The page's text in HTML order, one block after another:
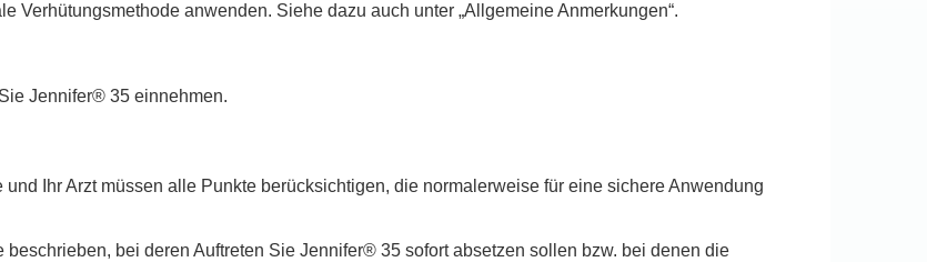
Verhütungsmethode anwenden. Siehe dazu auch unter „Allgemeine Anmerkungen“.
Jennifer® 35 einnehmen.
Ihr Arzt müssen alle Punkte berücksichtigen, die normalerweise für eine sichere Anwendung
bei deren Auftreten Sie Jennifer® 35 sofort absetzen sollen bzw. bei denen die